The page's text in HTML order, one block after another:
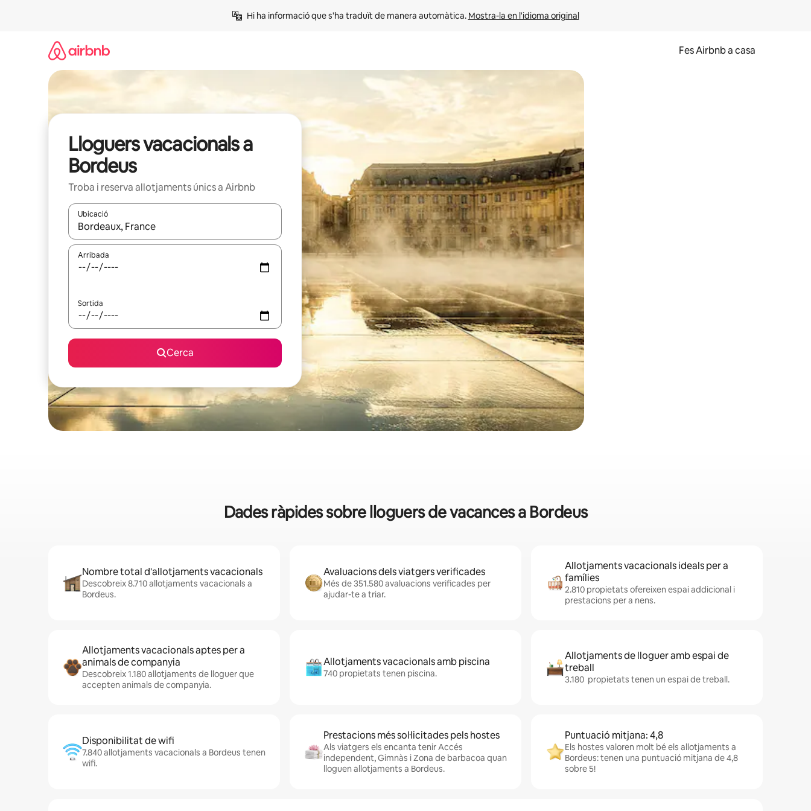
Hi ha informació que s'ha traduït de manera automàtica. Mostra-la en l'idioma original
Fes Airbnb a casa
Lloguers vacacionals a
Bordeus
Troba i reserva allotjaments únics a Airbnb
Ubicació
Quan els resultats estiguin disponibles, podràs navegar-hi a través de les tecles de les fletxes (amunt i avall), o bé fent un toc a la pantalla o fent-hi lliscar el dit.
Arribada
Sortida
Cerca
Dades ràpides sobre lloguers de vacances a Bordeus
Nombre total d'allotjaments vacacionals
Descobreix 8.710 allotjaments vacacionals a
Bordeus.
Avaluacions dels viatgers verificades
Més de 351.580 avaluacions verificades per
ajudar-te a triar.
Allotjaments vacacionals ideals per a
famílies
2.810 propietats ofereixen espai addicional i
prestacions per a nens.
Allotjaments vacacionals aptes per a
animals de companyia
Descobreix 1.180 allotjaments de lloguer que
accepten animals de companyia.
Allotjaments vacacionals amb piscina
740 propietats tenen piscina.
Allotjaments de lloguer amb espai de
treball
3.180 propietats tenen un espai de treball.
Disponibilitat de wifi
7.840 allotjaments vacacionals a Bordeus tenen
wifi.
Prestacions més sol·licitades pels hostes
Als viatgers els encanta tenir Accés
independent, Gimnàs i Zona de barbacoa quan
lloguen allotjaments a Bordeus.
Puntuació mitjana: 4,8
Els hostes valoren molt bé els allotjaments a
Bordeus: tenen una puntuació mitjana de 4,8
sobre 5!